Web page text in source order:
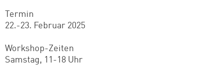
Termin
22.-23. Februar 2025
Workshop-Zeiten
Samstag, 11-18 Uhr